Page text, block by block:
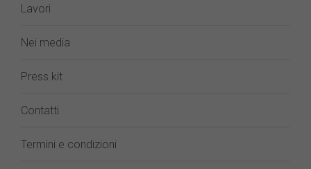
Lavori
Nei media
Press kit
Contatti
Termini e condizioni